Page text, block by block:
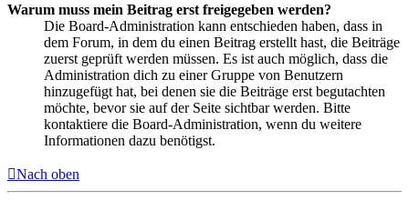
Warum muss mein Beitrag erst freigegeben werden?
Die Board-Administration kann entschieden haben, dass in
dem Forum, in dem du einen Beitrag erstellt hast, die Beiträge
zuerst geprüft werden müssen. Es ist auch möglich, dass die
Administration dich zu einer Gruppe von Benutzern
hinzugefügt hat, bei denen sie die Beiträge erst begutachten
möchte, bevor sie auf der Seite sichtbar werden. Bitte
kontaktiere die Board-Administration, wenn du weitere
Informationen dazu benötigst.
Nach oben